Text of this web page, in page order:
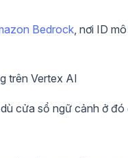
Bedrock, nơi ID
trên Vertex AI
cửa sổ ngữ cảnh ở